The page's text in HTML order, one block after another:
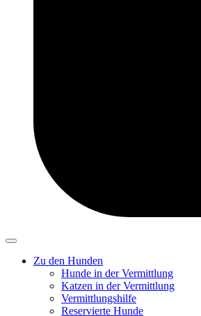
Zu den Hunden
Hunde in der Vermittlung
Katzen in der Vermittlung
Vermittlungshilfe
Reservierte Hunde